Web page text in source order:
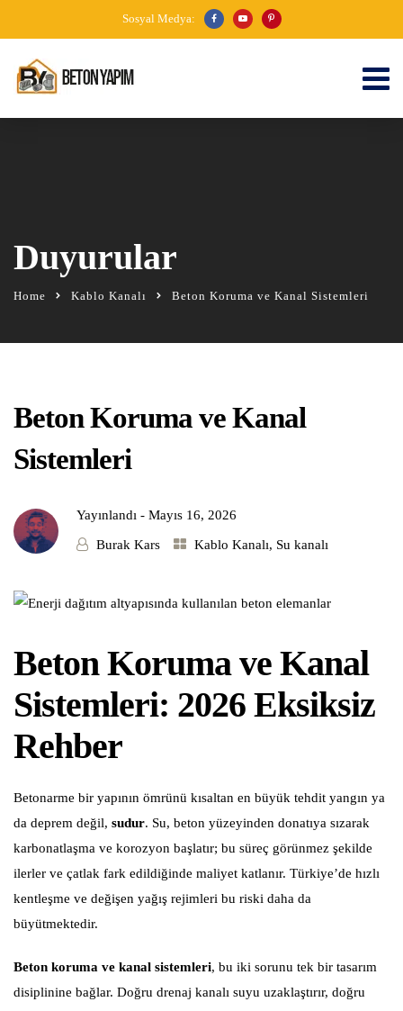
Sosyal Medya:
Duyurular
Home Kablo Kanalı Beton Koruma ve Kanal Sistemleri
Beton Koruma ve Kanal
Sistemleri
Yayınlandı - Mayıs 16, 2026
Burak Kars Kablo Kanalı, Su kanalı
Beton Koruma ve Kanal
Sistemleri: 2026 Eksiksiz
Rehber
Betonarme bir yapının ömrünü kısaltan en büyük tehdit yangın ya
da deprem değil, sudur. Su, beton yüzeyinden donatıya sızarak
karbonatlaşma ve korozyon başlatır; bu süreç görünmez şekilde
ilerler ve çatlak fark edildiğinde maliyet katlanır. Türkiye’de hızlı
kentleşme ve değişen yağış rejimleri bu riski daha da
büyütmektedir.
Beton koruma ve kanal sistemleri, bu iki sorunu tek bir tasarım
disiplinine bağlar. Doğru drenaj kanalı suyu uzaklaştırır, doğru